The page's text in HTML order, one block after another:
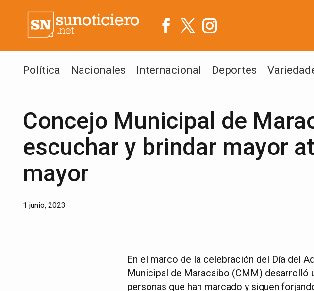
Política Nacionales Internacional Deportes
Concejo Municipal de
escuchar y brindar mayor
mayor
1 junio, 2023
En el marco de la celebración del Día del
Municipal de Maracaibo (CMM) desarrolló
personas que han marcado y siguen